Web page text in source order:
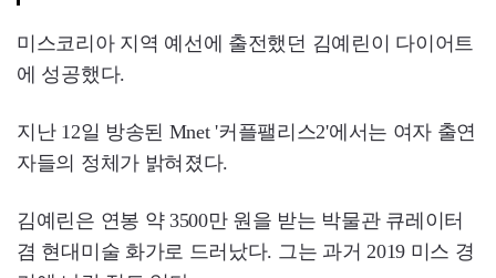
미스코리아 지역 예선에 출전했던 김예린이 다이어트
에 성공했다.
지난 12일 방송된 Mnet '커플팰리스2'에서는 여자 출연
자들의 정체가 밝혀졌다.
김예린은 연봉 약 3500만 원을 받는 박물관 큐레이터
겸 현대미술 화가로 드러났다. 그는 과거 2019 미스 경